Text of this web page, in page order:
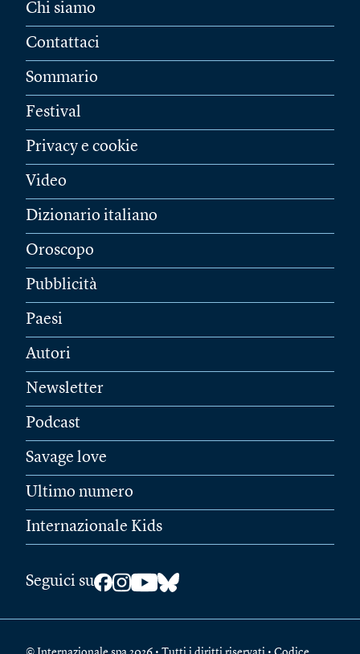
Chi siamo
Contattaci
Sommario
Festival
Privacy e cookie
Video
Dizionario italiano
Oroscopo
Pubblicità
Paesi
Autori
Newsletter
Podcast
Savage love
Ultimo numero
Internazionale Kids
Seguici su